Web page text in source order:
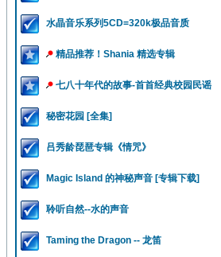
水晶音乐系列5CD=320k极品音质
精品推荐！Shania 精选专辑
七八十年代的故事-首首经典校园民谣
秘密花园 [全集]
吕秀龄琵琶专辑《情咒》
Magic Island 的神秘声音 [专辑下载]
聆听自然--水的声音
Taming the Dragon -- 龙笛